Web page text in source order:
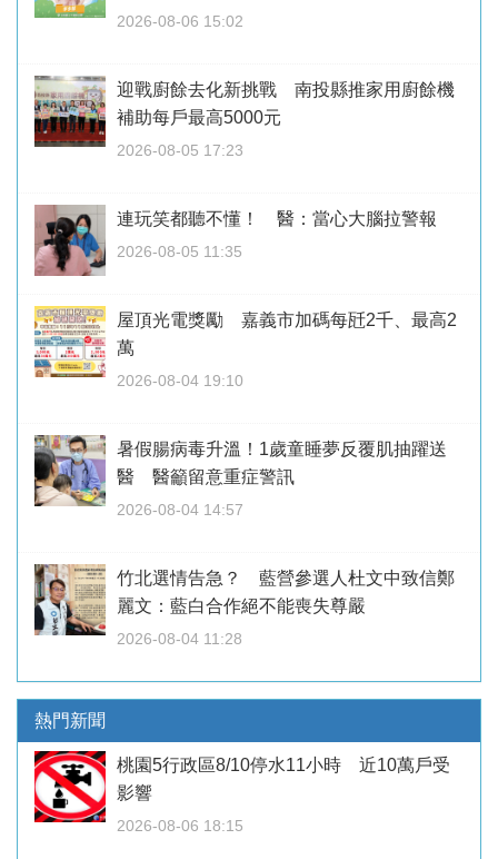
2026-08-06 15:02
迎戰廚餘去化新挑戰 南投縣推家用廚餘機
補助每戶最高5000元
2026-08-05 17:23
連玩笑都聽不懂！ 醫：當心大腦拉警報
2026-08-05 11:35
屋頂光電獎勵 嘉義市加碼每瓩2千、最高2
萬
2026-08-04 19:10
暑假腸病毒升溫！1歲童睡夢反覆肌抽躍送
醫 醫籲留意重症警訊
2026-08-04 14:57
竹北選情告急？ 藍營參選人杜文中致信鄭
麗文：藍白合作絕不能喪失尊嚴
2026-08-04 11:28
熱門新聞
桃園5行政區8/10停水11小時 近10萬戶受
影響
2026-08-06 18:15